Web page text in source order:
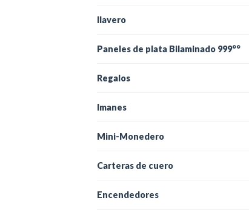
llavero
Paneles de plata Bilaminado 999°°
Regalos
Imanes
Mini-Monedero
Carteras de cuero
Encendedores